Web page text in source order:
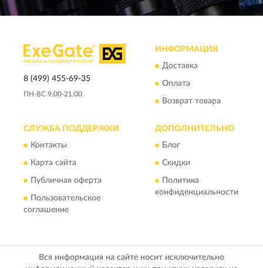
8 (499) 455-69-35
ПН-ВС 9:00-21:00
ИНФОРМАЦИЯ
Доставка
Оплата
Возврат товара
СЛУЖБА ПОДДЕРЖКИ
Контакты
Карта сайта
Публичная оферта
Пользовательское
соглашение
ДОПОЛНИТЕЛЬНО
Блог
Скидки
Политика
конфиденциальности
Вся информация на сайте носит исключительно